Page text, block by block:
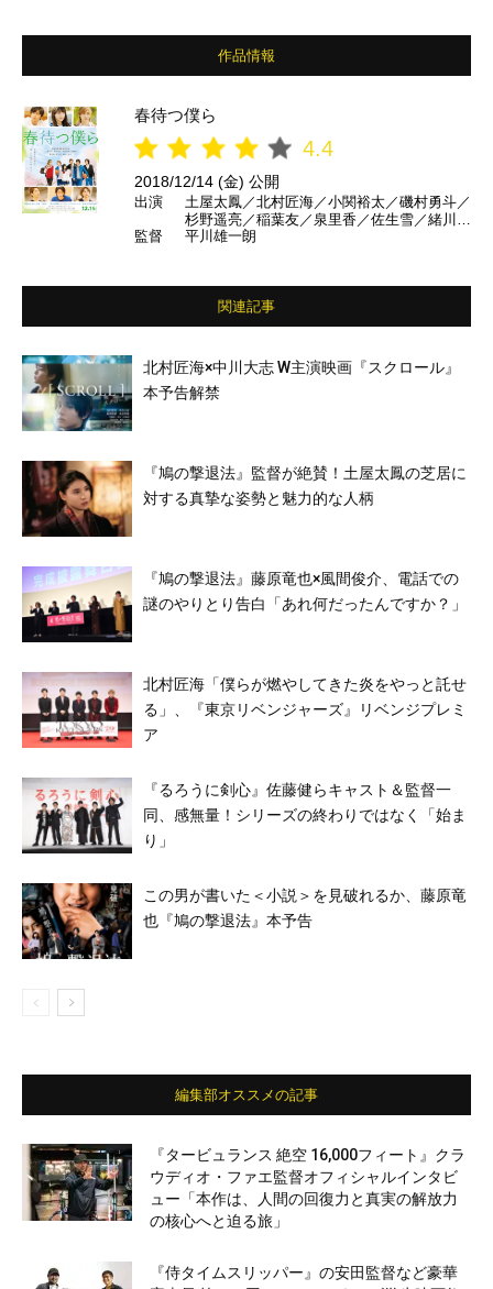
作品情報
春待つ僕ら
4.4
2018/12/14 (金) 公開
出演
土屋太鳳／北村匠海／小関裕太／磯村勇斗／
杉野遥亮／稲葉友／泉里香／佐生雪／緒川た
まき ほか
監督 平川雄一朗
関連記事
北村匠海×中川大志 W主演映画『スクロール』
本予告解禁
『鳩の撃退法』監督が絶賛！土屋太鳳の芝居に
対する真摯な姿勢と魅力的な人柄
『鳩の撃退法』藤原竜也×風間俊介、電話での
謎のやりとり告白「あれ何だったんですか？」
北村匠海「僕らが燃やしてきた炎をやっと託せ
る」、『東京リベンジャーズ』リベンジプレミ
ア
『るろうに剣心』佐藤健らキャスト＆監督一
同、感無量！シリーズの終わりではなく「始ま
り」
この男が書いた＜小説＞を見破れるか、藤原竜
也『鳩の撃退法』本予告
編集部オススメの記事
『タービュランス 絶空 16,000フィート』クラ
ウディオ・ファエ監督オフィシャルインタビ
ュー「本作は、人間の回復力と真実の解放力
の核心へと迫る旅」
『侍タイムスリッパー』の安田監督など豪華